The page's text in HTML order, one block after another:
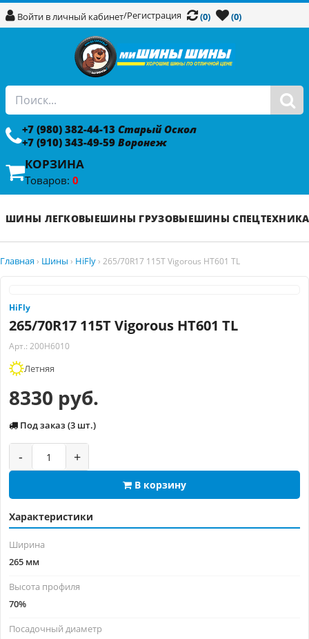
Войти в личный кабинет/Регистрация (0) (0)
+7 (980) 382-44-13 Старый Оскол
+7 (910) 343-49-59 Воронеж
КОРЗИНА
Товаров: 0
ШИНЫ ЛЕГКОВЫЕШИНЫ ГРУЗОВЫЕШИНЫ СПЕЦТЕХНИКА
Главная › Шины › HiFly › 265/70R17 115T Vigorous HT601 TL
HiFly
265/70R17 115T Vigorous HT601 TL
Арт.: 200H6010
Летняя
8330 руб.
Под заказ (3 шт.)
- +
В корзину
Характеристики
Ширина
265 мм
Высота профиля
70%
Посадочный диаметр